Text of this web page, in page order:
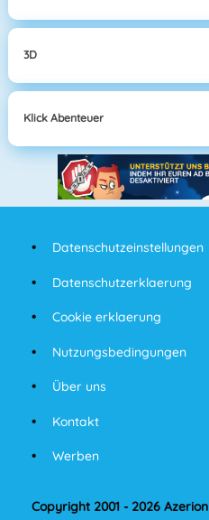
3D
Klick Abenteuer
Datenschutzeinstellungen
Datenschutzerklaerung
Cookie erklaerung
Nutzungsbedingungen
Über uns
Kontakt
Werben
Copyright 2001 - 2026 Azerion